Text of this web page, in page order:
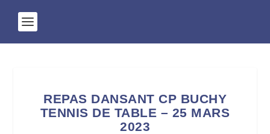
REPAS DANSANT CP BUCHY
TENNIS DE TABLE – 25 MARS
2023